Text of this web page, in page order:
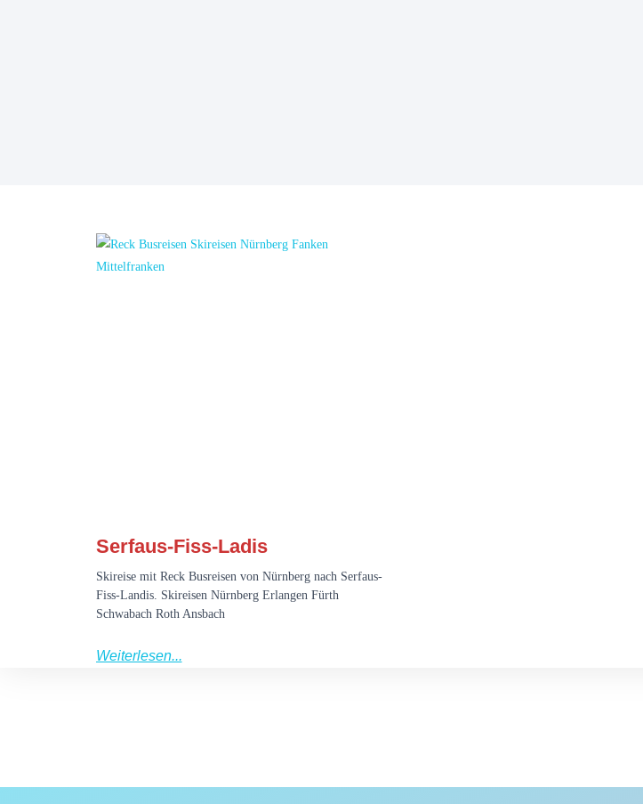
Serfaus-Fiss-Ladis
Skireise mit Reck Busreisen von Nürnberg nach Serfaus-
Fiss-Landis. Skireisen Nürnberg Erlangen Fürth
Schwabach Roth Ansbach
Weiterlesen...